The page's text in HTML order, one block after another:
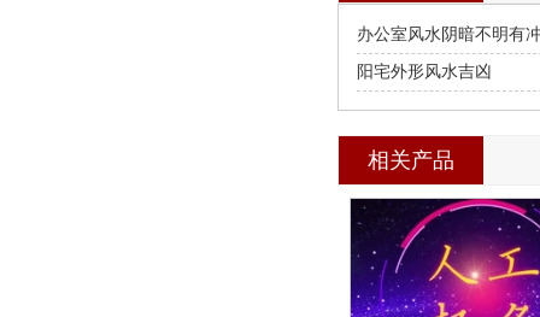
办公室风水阴暗不明有
阳宅外形风水吉凶
相关产品